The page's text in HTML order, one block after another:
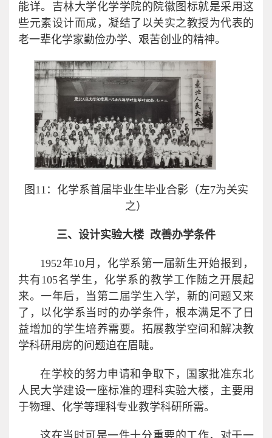
能详。吉林大学化学学院的院徽图标就是采用这
些元素设计而成，凝结了以关实之教授为代表的
老一辈化学家勤俭办学、艰苦创业的精神。
图11：化学系首届毕业生毕业合影（左7为关实
之）
三、设计实验大楼 改善办学条件
1952年10月，化学系第一届新生开始报到，
共有105名学生，化学系的教学工作随之开展起
来。一年后，当第二届学生入学，新的问题又来
了，以化学系当时的办学条件，根本满足不了日
益增加的学生培养需要。拓展教学空间和解决教
学科研用房的问题迫在眉睫。
在学校的努力申请和争取下，国家批准东北
人民大学建设一座标准的理科实验大楼，主要用
于物理、化学等理科专业教学科研所需。